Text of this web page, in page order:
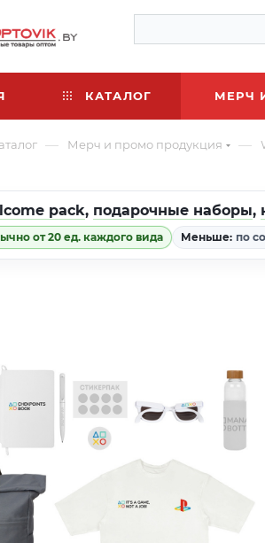
КАТАЛОГ МЕРЧ
— Мерч и промо продукция —
pack, подарочные наборы,
от 20 ед. каждого вида Меньше: по